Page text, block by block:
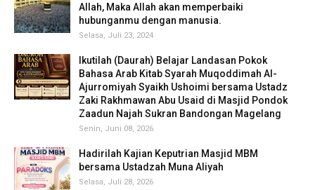
Allah, Maka Allah akan memperbaiki
hubunganmu dengan manusia.
Selasa, Juli 23, 2024
Ikutilah (Daurah) Belajar Landasan Pokok
Bahasa Arab Kitab Syarah Muqoddimah Al-
Ajurromiyah Syaikh Ushoimi bersama Ustadz
Zaki Rakhmawan Abu Usaid di Masjid Pondok
Zaadun Najah Sukran Bandongan Magelang
Senin, Juni 08, 2026
Hadirilah Kajian Keputrian Masjid MBM
bersama Ustadzah Muna Aliyah
Selasa, Juli 28, 2026